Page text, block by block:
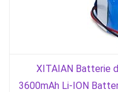
XITAIAN Batterie
3600mAh Li-ION